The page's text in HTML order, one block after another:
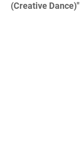
(Creative Dance)"